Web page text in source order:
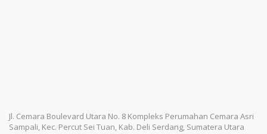
Jl. Cemara Boulevard Utara No. 8 Kompleks Perumahan Cemara Asri
Sampali, Kec. Percut Sei Tuan, Kab. Deli Serdang, Sumatera Utara